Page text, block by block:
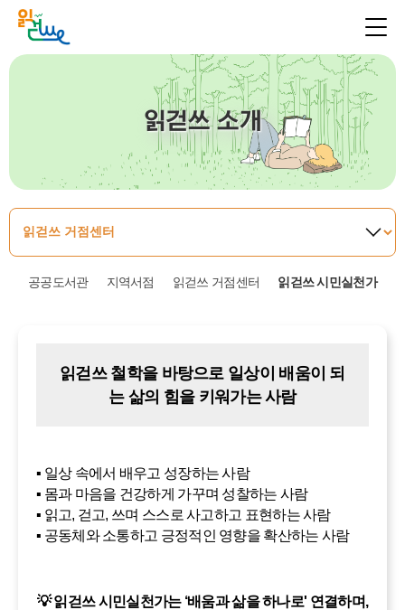
읽걷쓰 소개
공공도서관 지역서점 읽걷쓰 거점센터 읽걷쓰 시민실천가
읽걷쓰 철학을 바탕으로 일상이 배움이 되
는 삶의 힘을 키워가는 사람
▪️ 일상 속에서 배우고 성장하는 사람
▪️ 몸과 마음을 건강하게 가꾸며 성찰하는 사람
▪️ 읽고, 걷고, 쓰며 스스로 사고하고 표현하는 사람
▪️ 공동체와 소통하고 긍정적인 영향을 확산하는 사람
읽걷쓰 시민실천가는 ‘배움과 삶을 하나로' 연결하며,